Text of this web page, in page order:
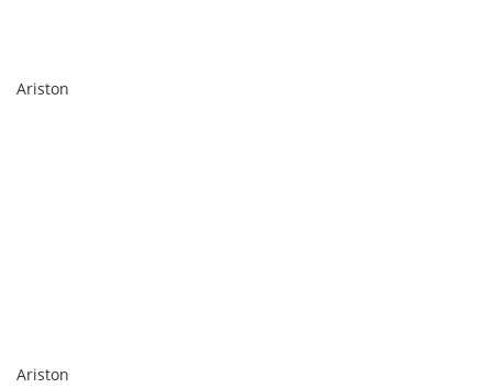
Ariston
Ariston